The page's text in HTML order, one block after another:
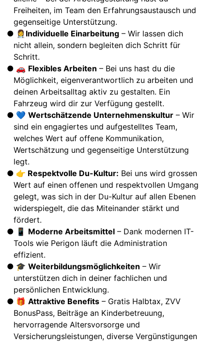
Freiheiten, im Team den Erfahrungsaustausch und
gegenseitige Unterstützung.
👩‍⚕️ Individuelle Einarbeitung – Wir lassen dich
nicht allein, sondern begleiten dich Schritt für
Schritt.
🚗 Flexibles Arbeiten – Bei uns hast du die
Möglichkeit, eigenverantwortlich zu arbeiten und
deinen Arbeitsalltag aktiv zu gestalten. Ein
Fahrzeug wird dir zur Verfügung gestellt.
💙Wertschätzende Unternehmenskultur – Wir
sind ein engagiertes und aufgestelltes Team,
welches Wert auf offene Kommunikation,
Wertschätzung und gegenseitige Unterstützung
legt.
👉 Respektvolle Du-Kultur: Bei uns wird grossen
Wert auf einen offenen und respektvollen Umgang
gelegt, was sich in der Du-Kultur auf allen Ebenen
widerspiegelt, die das Miteinander stärkt und
fördert.
📱 Moderne Arbeitsmittel – Dank modernen IT-
Tools wie Perigon läuft die Administration
effizient.
🎓Weiterbildungsmöglichkeiten – Wir
unterstützen dich in deiner fachlichen und
persönlichen Entwicklung.
🎁Attraktive Benefits – Gratis Halbtax, ZVV
BonusPass, Beiträge an Kinderbetreuung,
hervorragende Altersvorsorge und
Versicherungsleistungen, diverse Vergünstigungen